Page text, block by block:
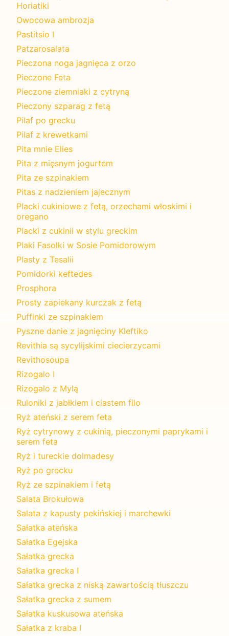
Horiatiki
Owocowa ambrozja
Pastitsio I
Patzarosalata
Pieczona noga jagnięca z orzo
Pieczone Feta
Pieczone ziemniaki z cytryną
Pieczony szparag z fetą
Pilaf po grecku
Pilaf z krewetkami
Pita mnie Elies
Pita z mięsnym jogurtem
Pita ze szpinakiem
Pitas z nadzieniem jajecznym
Placki cukiniowe z fetą, orzechami włoskimi i
oregano
Placki z cukinii w stylu greckim
Plaki Fasolki w Sosie Pomidorowym
Plasty z Tesalii
Pomidorki keftedes
Prosphora
Prosty zapiekany kurczak z fetą
Puffinki ze szpinakiem
Pyszne danie z jagnięciny Kleftiko
Revithia są sycylijskimi ciecierzycami
Revithosoupa
Rizogalo I
Rizogalo z Mylą
Ruloniki z jabłkiem i ciastem filo
Ryż ateński z serem feta
Ryż cytrynowy z cukinią, pieczonymi paprykami i
serem feta
Ryż i tureckie dolmadesy
Ryż po grecku
Ryż ze szpinakiem i fetą
Salata Brokułowa
Salata z kapusty pekińskiej i marchewki
Sałatka ateńska
Sałatka Egejska
Sałatka grecka
Sałatka grecka I
Sałatka grecka z niską zawartością tłuszczu
Sałatka grecka z sumem
Sałatka kuskusowa ateńska
Sałatka z kraba I